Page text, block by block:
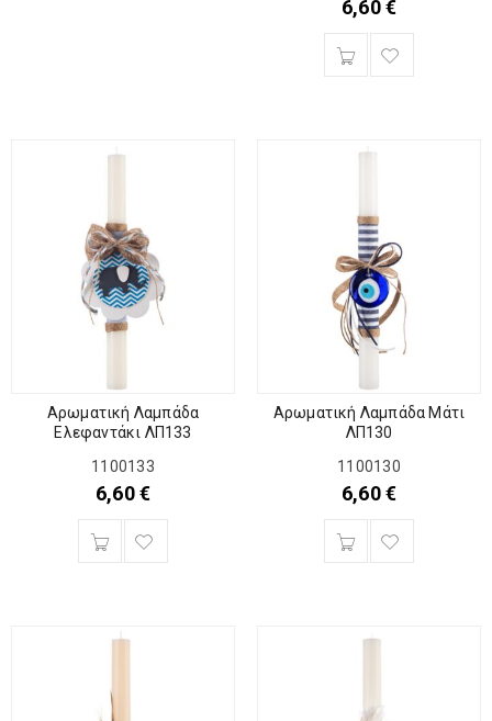
6,60€
Αρωματική Λαμπάδα
Ελεφαντάκι ΛΠ133
1100133
6,60€
Αρωματική Λαμπάδα Μάτι
ΛΠ130
1100130
6,60€